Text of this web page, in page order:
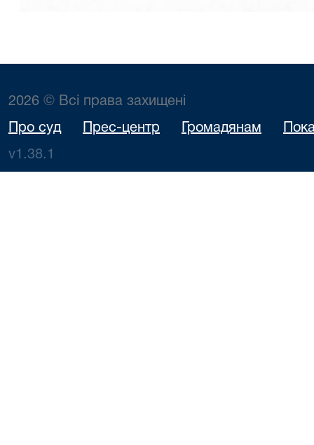
2026 © Всі права захищені
Про суд Прес-центр Громадянам
v1.38.1